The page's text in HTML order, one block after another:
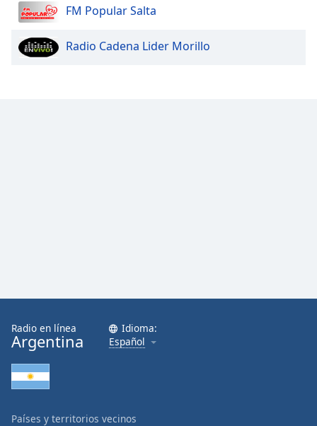
FM Popular Salta
Radio Cadena Lider Morillo
Radio en línea
Argentina
Idioma:
Español
Países y territorios vecinos